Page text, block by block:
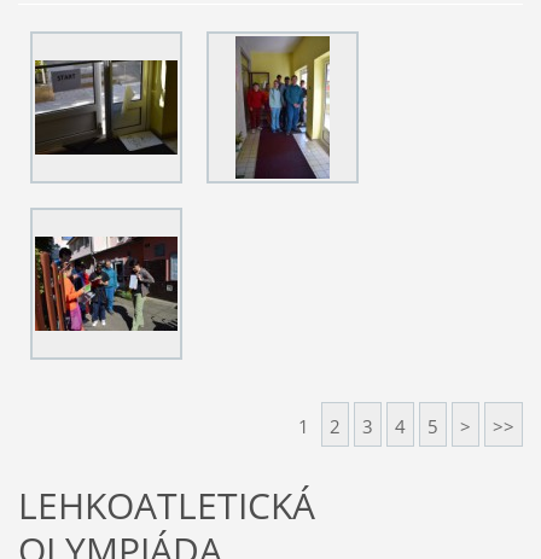
1 2 3 4 5 > >>
LEHKOATLETICKÁ